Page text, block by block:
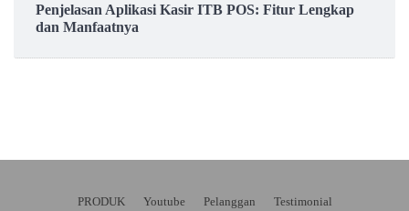
Penjelasan Aplikasi Kasir ITB POS: Fitur Lengkap
dan Manfaatnya
PRODUK Youtube Pelanggan Testimonial